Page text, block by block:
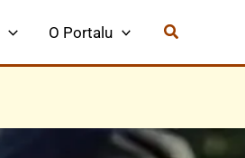
O Portalu